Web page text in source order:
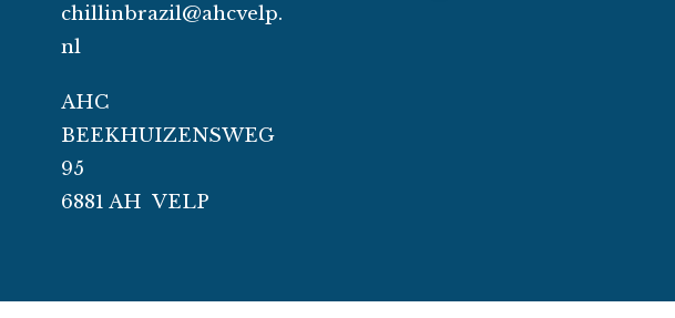
chillinbrazil@ahcvelp.
nl
AHC
BEEKHUIZENSWEG
95
6881 AH VELP